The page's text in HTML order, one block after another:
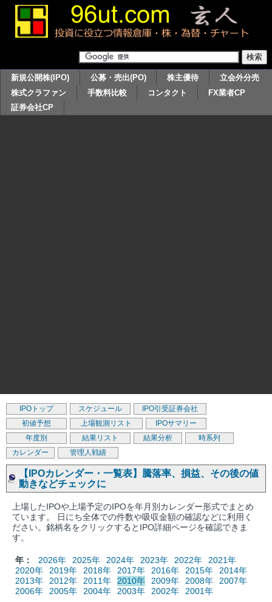
新規公開株(IPO) 公募・売出(PO) 株主優待
立会外分売
株式クラファン
手数料比較 コンタクト
FX業者CP
証券会社CP
IPOトップ スケジュール
IPO引受証券会社
初値予想
上場観測リスト
IPOサマリー
年度別
結果リスト 結果分析
時系列
カレンダー
管理人戦績
【IPOカレンダー・一覧表】騰落率、損益、その後の値
動きなどチェックに
上場したIPOや上場予定のIPOを年月別カレンダー形式でまとめ
ています。 日にち全体での件数や吸収金額の確認などに利用く
ださい。銘柄名をクリックするとIPO詳細ページを確認できま
す。
年： 2026年 2025年 2024年 2023年 2022年
2021年
2020年
2019年 2018年 2017年 2016年 2015年
2014年
2013年
2012年 2011年 2010年 2009年 2008年
2007年
2006年
2005年 2004年 2003年 2002年
2001年